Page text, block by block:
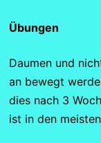
Übungen
Daumen und
an bewegt
dies nach 3
ist in den